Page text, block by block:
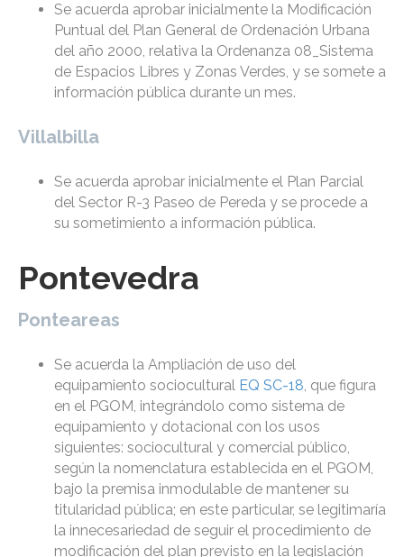
Se acuerda aprobar inicialmente la Modificación
Puntual del Plan General de Ordenación Urbana
del año 2000, relativa la Ordenanza 08_Sistema
de Espacios Libres y Zonas Verdes, y se somete a
información pública durante un mes.
Villalbilla
Se acuerda aprobar inicialmente el Plan Parcial
del Sector R-3 Paseo de Pereda y se procede a
su sometimiento a información pública.
Pontevedra
Ponteareas
Se acuerda la Ampliación de uso del
equipamiento sociocultural EQ SC-18, que figura
en el PGOM, integrándolo como sistema de
equipamiento y dotacional con los usos
siguientes: sociocultural y comercial público,
según la nomenclatura establecida en el PGOM,
bajo la premisa inmodulable de mantener su
titularidad pública; en este particular, se legitimaría
la innecesariedad de seguir el procedimiento de
modificación del plan previsto en la legislación